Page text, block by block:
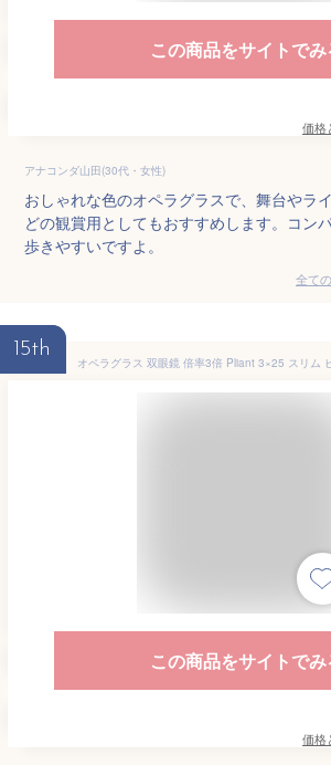
この商品をサイトでみ
価格
アナコンダ山田(30代・女性)
おしゃれな色のオペラグラスで、舞台やラ
どの観賞用としてもおすすめします。コン
歩きやすいですよ。
全て
15th
この商品をサイトでみ
価格